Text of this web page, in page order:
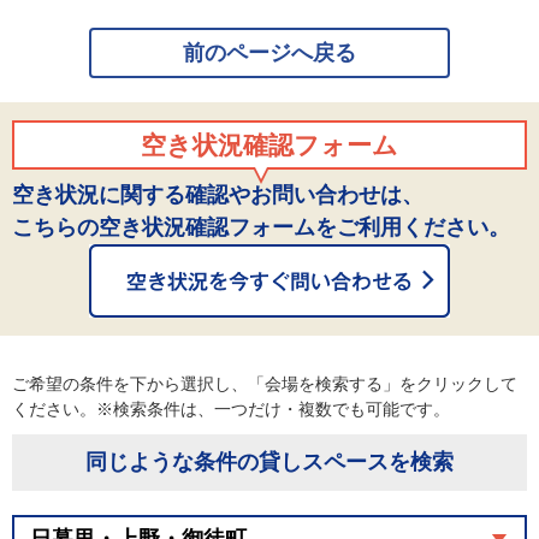
前のページへ戻る
空き状況確認フォーム
空き状況に関する確認やお問い合わせは、
こちらの空き状況確認フォームをご利用ください。
ご希望の条件を下から選択し、「会場を検索する」をクリックして
ください。※検索条件は、一つだけ・複数でも可能です。
同じような条件の貸しスペースを検索